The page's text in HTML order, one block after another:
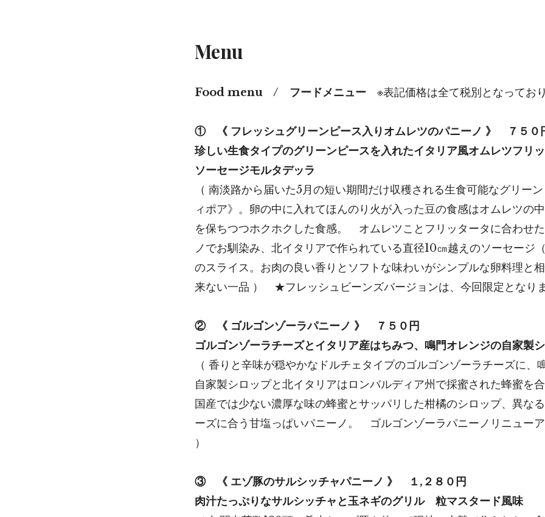
Menu
Food menu / フードメニュー ※表記価格は全て税別となってお
① 《 フレッシュグリーンピース入りオムレツのパニーノ 》 ７５０
珍しい生食タイプのグリーンピースを入れたイタリア風オムレツフリ
ソーセージモルタデッラ
（ 南淡路から届いた5月の短い期間だけ収穫される生食可能なグリー
ィポア》。卵の中に入れてほんのり火が入った豆の食感はオムレツの
を保ちつつホクホクした食感。 オムレツことフリッタータに合わせ
ノでお馴染み、北イタリアで作られている直径10㎝越えのソーセージ
のスライス。お肉の良い香りとソフトな味わいがシンプルな卵料理と
来ない一品 ） ★フレッシュビーンズバージョンは、今回限定となり
②
《 ゴルゴンゾーラパニーノ 》 ７５０円
ゴルゴンゾーラチーズとイタリア産はちみつ、鳴門オレンジの自家製
（ 香りと辛味が穏やかなドルチェタイプのゴルゴンゾーラチーズに、
自家製シロップと北イタリアはロンバルディア州で採蜜された蜂蜜
国産では少ない濃厚な味の蜂蜜とサッパリした柑橘のシロップ、異な
ーズに合う甘塩っぱいパニーノ。 ゴルゴンゾーラパニーノリニュー
）
③
《 エゾ豚のサルシッチャパニーノ 》 １,２８０円
肉汁たっぷりなサルシッチャと玉ネギのグリル 粒マスタード風味